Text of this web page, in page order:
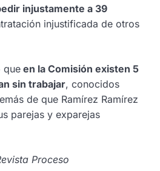
injustamente a 39
injustificada de otros
queen la Comisión existen 5
sin trabajar, conocidos
de que Ramírez Ramírez
parejas y exparejas
Proceso